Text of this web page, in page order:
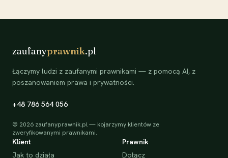
zaufanyprawnik.pl
Łączymy ludzi z zaufanymi prawnikami — z pomocą AI, z
poszanowaniem prawa i prywatności.
+48 786 564 056
© 2026 zaufanyprawnik.pl — kojarzymy klientów ze
zweryfikowanymi prawnikami.
Klient
Jak to działa
Prawnik
Dołącz